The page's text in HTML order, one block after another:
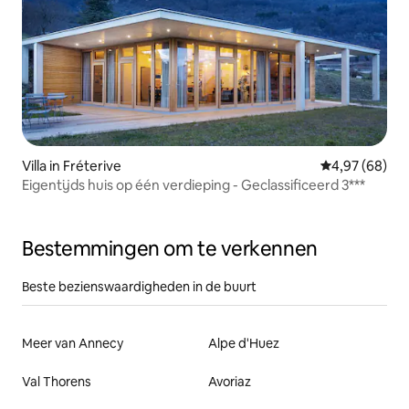
Villa in Fréterive Gemiddelde
4,97 (68)
Eigentijds huis op één verdieping - Geclassificeerd 3***
Bestemmingen om te verkennen
Beste bezienswaardigheden in de buurt
Meer van Annecy Alpe d'Huez
Val Thorens Avoriaz